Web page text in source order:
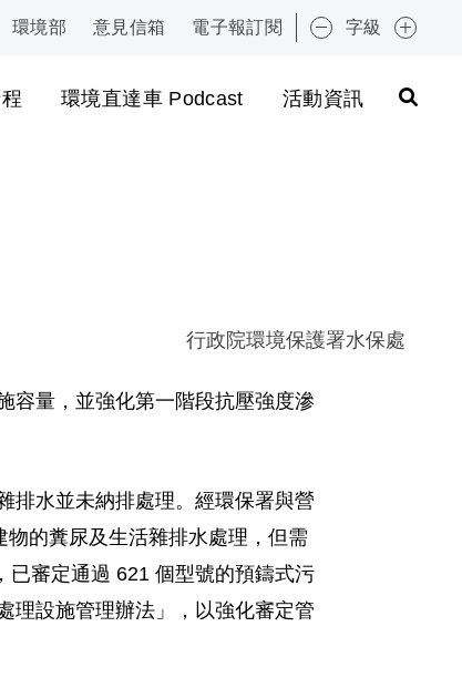
環境部 意見信箱 電子報訂閱 字級
環境直達車 Podcast 活動資訊
:::
行政院環境保護署水保處
容量，並強化第一階段抗壓強度滲
排水並未納排處理。經環保署與營
的糞尿及生活雜排水處理，但需
已審定通過 621 個型號的預鑄式污
理設施管理辦法」，以強化審定管